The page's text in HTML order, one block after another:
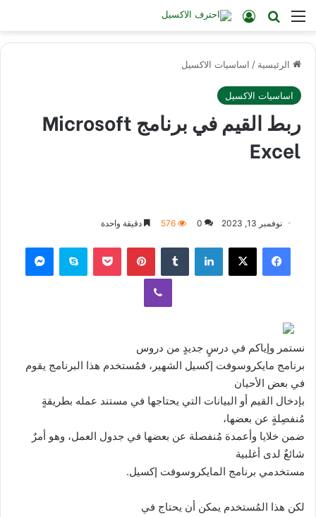
القائمة بحث عنتسجيل الدخول
الرئيسية / اساسيات الاكسيل
اساسيات الاكسيل
ربط القيم في برنامج Microsoft
Excel
نوفمبر 13, 2023 0
576 دقيقة واحدة
فيسبوك ‫X لينكدإن بينتيريست‫Pocket سكايب
ڤايبر
نستمر وإياكم في درسٍ جديدٍ من دروس
برنامج مايكروسوفت إكسيل الشهير، فمُستخدم هذا البرنامج يقوم
في بعض الأحيان
بإدخال القيم أو البيانات التي يحتاجها في مستند عمله بطريقةٍ
مُنفصِلةٍ عن بعضها،
ضمن خلايا وأعمدة مُنفصلة عن بعضها في جدول العمل، وهو أمرٌ
شائعٌ لدى أغلبية
مستخدمي برنامج المايكروسوفت إكسيل.
لكن هذا المُستخدم يمكن أن يحتاج في